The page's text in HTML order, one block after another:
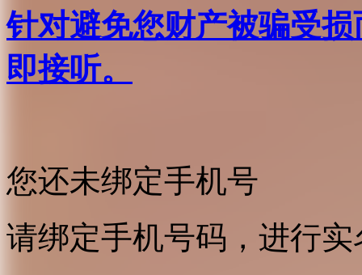
针对避免您财产被骗受
即接听。
您还未绑定手机号
请绑定手机号码，进行